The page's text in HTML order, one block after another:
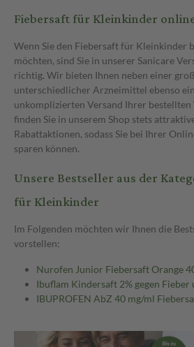
Fiebersaft für Kleinkinder
Wenn Sie den Fiebersaft für Kleinkinder
möchten, sind Sie in unserer Sanicare
richtig. Wir bieten Ihnen neben einer
unterschiedlicher Arzneimittel ebenso
unkomplizierten Versand Ihrer bestellten
finden Sie in unserem Shop stets
Rabattaktionen, sodass Sie bei Ihrer
sparen können.
Unsere Bestseller aus der
für Kleinkinder
Im Folgenden möchten wir Ihnen die
vorstellen:
Nurofen Junior Fiebersaft Orange
Ibuflam Kindersaft 2% gegen Fieber
IBUPROFEN AbZ 40 mg/ml